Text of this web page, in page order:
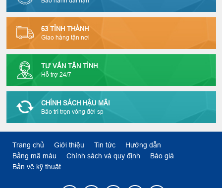
63 TỈNH THÀNH
Giao hàng tận nơi
TƯ VẤN TẬN TÌNH
Hỗ trợ 24/7
CHÍNH SÁCH HẬU MÃI
Bảo trì trọn vòng đời sp
Trang chủ Giới thiệu Tin tức
Hướng dẫn
Bảng mã màu
Chính sách và quy định
Báo giá
Bản vẽ kỹ thuật